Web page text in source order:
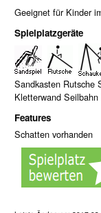
Geeignet für Kinder
Spielplatzgeräte
Sandkasten Rutsche
Kletterwand
Features
Schatten vorhanden